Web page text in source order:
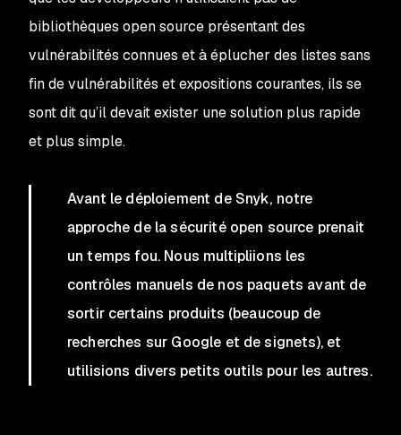
bibliothèques open source présentant des
vulnérabilités connues et à éplucher des listes sans
fin de vulnérabilités et expositions courantes, ils se
sont dit qu’il devait exister une solution plus rapide
et plus simple.
Avant le déploiement de Snyk, notre
approche de la sécurité open source prenait
un temps fou. Nous multipliions les
contrôles manuels de nos paquets avant de
sortir certains produits (beaucoup de
recherches sur Google et de signets), et
utilisions divers petits outils pour les autres.